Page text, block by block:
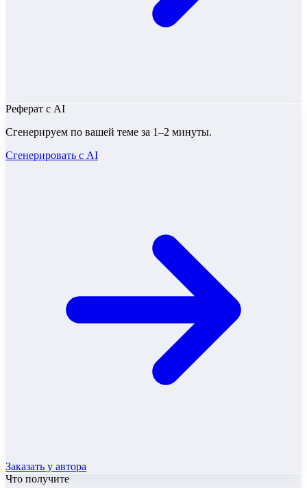
Реферат с AI
Сгенерируем по вашей теме за 1–2 минуты.
Сгенерировать с AI
Заказать у автора
Что получите